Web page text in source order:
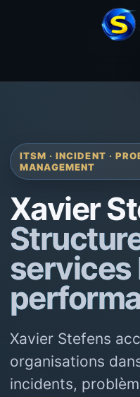
ITSM · INCIDENT ·
MANAGEMENT
Xavier
services
Xavier Stefens
organisations
incidents,